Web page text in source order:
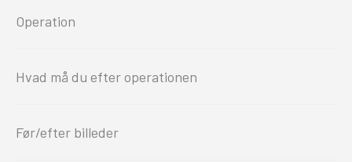
Operation
Hvad må du efter operationen
Før/efter billeder